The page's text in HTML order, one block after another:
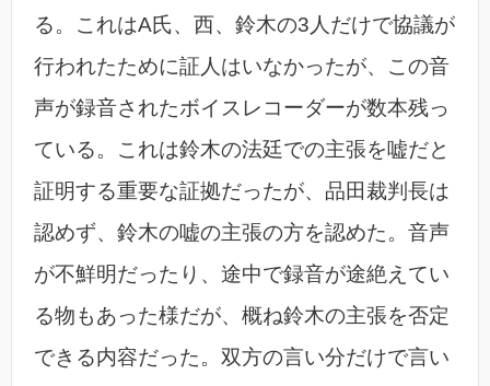
る。これはA氏、西、鈴木の3人だけで協議が
行われたために証人はいなかったが、この音
声が録音されたボイスレコーダーが数本残っ
ている。これは鈴木の法廷での主張を嘘だと
証明する重要な証拠だったが、品田裁判長は
認めず、鈴木の嘘の主張の方を認めた。音声
が不鮮明だったり、途中で録音が途絶えてい
る物もあった様だが、概ね鈴木の主張を否定
できる内容だった。双方の言い分だけで言い